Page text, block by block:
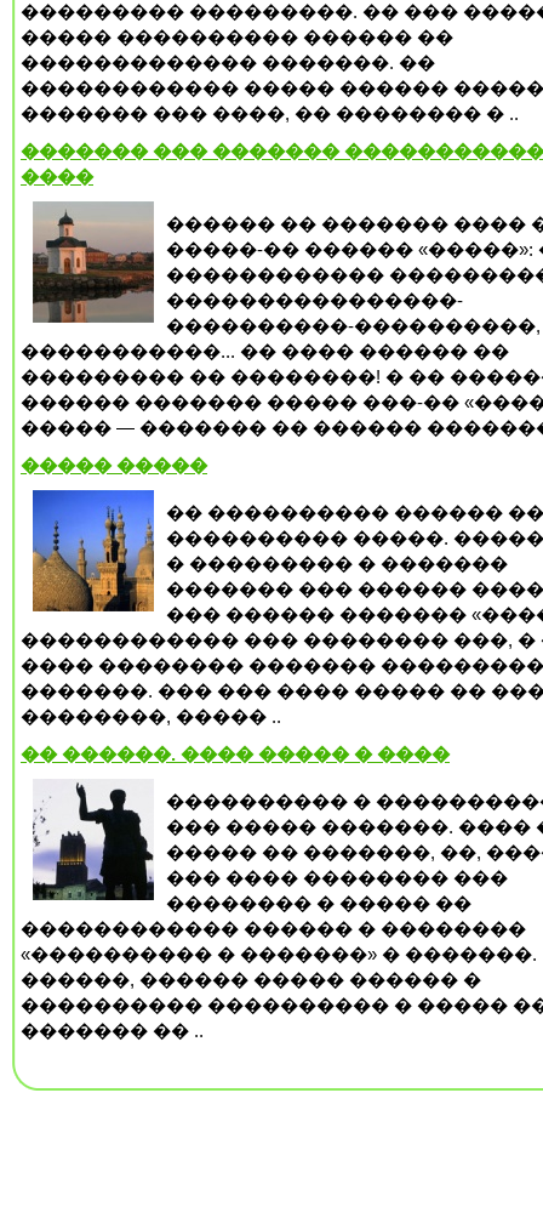
��������� ���������. �� ���
����� ���������� ������ ��
������������� �������. ��
������������ ����� ������
������� ��� ����, �� �������� � ..
������� ��� �������
����
������ �� ������� ����
�����-�� ������ «�����»:
������������
����������������-
����������-����������,
�����������... �� ���� ������ ��
��������� �� ��������! � ��
������ ������� ����� ���-��
����� — ������� �� ������
����� �����
�� ���������� ������
���������� �����.
� ��������� � �������
������� ��� ������
��� ������ �������
������������ ��� �������� ���, �
���� �������� ������� ���������
�������. ��� ��� ���� ����� ��
��������, ����� ..
�� ������. ���� ����� � ����
���������� �
��� ����� �������. ����
����� �� �������, ��,
��� ���� �������� ���
�������� � ����� ��
������������ ������ � ��������
«���������� � �������» � �������.
������, ������ ����� ������ �
���������� ���������� � �����
������� �� ..